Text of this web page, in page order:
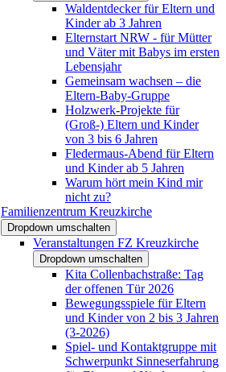
Waldentdecker für Eltern und
Kinder ab 3 Jahren
Elternstart NRW - für Mütter
und Väter mit Babys im ersten
Lebensjahr
Gemeinsam wachsen – die
Eltern-Baby-Gruppe
Holzwerk-Projekte für
(Groß-) Eltern und Kinder
von 3 bis 6 Jahren
Fledermaus-Abend für Eltern
und Kinder ab 5 Jahren
Warum hört mein Kind mir
nicht zu?
Familienzentrum Kreuzkirche
Dropdown umschalten
Veranstaltungen FZ Kreuzkirche
Dropdown umschalten
Kita Collenbachstraße: Tag
der offenen Tür 2026
Bewegungsspiele für Eltern
und Kinder von 2 bis 3 Jahren
(3-2026)
Spiel- und Kontaktgruppe mit
Schwerpunkt Sinneserfahrung